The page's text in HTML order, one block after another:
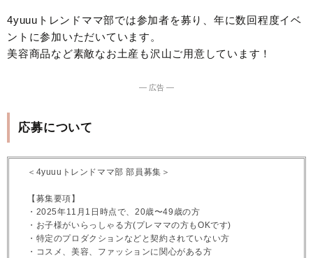
4yuuuトレンドママ部では参加者を募り、年に数回程度イベ
ントに参加いただいています。
美容商品など素敵なお土産も沢山ご用意しています！
― 広告 ―
応募について
＜4yuuuトレンドママ部 部員募集＞
【募集要項】
・2025年11月1日時点で、20歳〜49歳の方
・お子様がいらっしゃる方(プレママの方もOKです)
・特定のプロダクションなどと契約されていない方
・コスメ、美容、ファッションに関心がある方